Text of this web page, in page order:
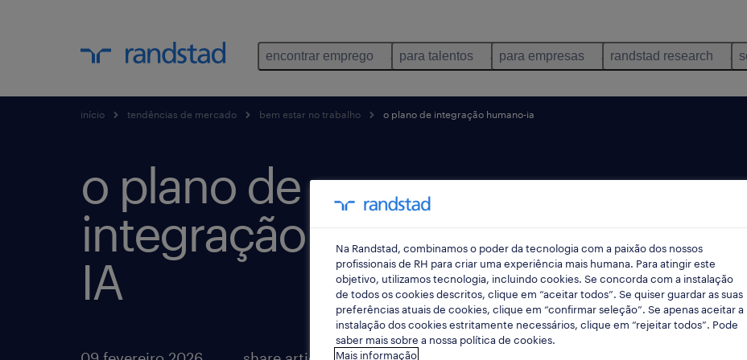
encontrar emprego para talentos para empresas randstad research
início tendências de mercado bem estar no trabalho o plano de integração humano-ia
o plano de
integração humano-
IA
Na Randstad, combinamos o poder da tecnologia com a paixão dos nossos
profissionais de RH para criar uma experiência mais humana. Para atingir este
objetivo, utilizamos tecnologia, incluindo cookies. Se concorda com a instalação
de todos os cookies descritos, clique em “aceitar todos”. Se quiser guardar as suas
preferências atuais de cookies, clique em “confirmar seleção”. Se apenas aceitar a
instalação dos cookies estritamente necessários, clique em “rejeitar todos”. Pode
saber mais sobre a nossa política de cookies.
Mais informação